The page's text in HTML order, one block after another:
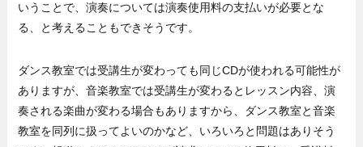
いうことで、演奏については演奏使用料の支払いが必要とな
る、と考えることもできそうです。
ダンス教室では受講生が変わっても同じCDが使われる可能性が
ありますが、音楽教室では受講生が変わるとレッスン内容、演
奏される楽曲が変わる場合もありますから、ダンス教室と音楽
教室を同列に扱ってよいのかなど、いろいろと問題はありそう